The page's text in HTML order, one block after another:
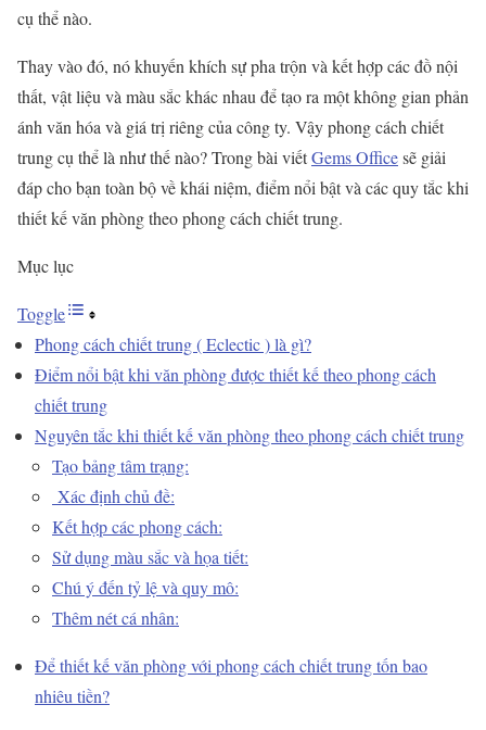
cụ thể nào.
Thay vào đó, nó khuyến khích sự pha trộn và kết hợp các đồ nội
thất, vật liệu và màu sắc khác nhau để tạo ra một không gian phản
ánh văn hóa và giá trị riêng của công ty. Vậy phong cách chiết
trung cụ thể là như thế nào? Trong bài viếtGems Officesẽ giải
đáp cho bạn toàn bộ về khái niệm, điểm nổi bật và các quy tắc khi
thiết kế văn phòng theo phong cách chiết trung.
Mục lục
Toggle
Phong cách chiết trung ( Eclectic ) là gì?
Điểm nổi bật khi văn phòng được thiết kế theo phong cách
chiết trung
Nguyên tắc khi thiết kế văn phòng theo phong cách chiết trung
Tạo bảng tâm trạng:
Xác định chủ đề:
Kết hợp các phong cách:
Sử dụng màu sắc và họa tiết:
Chú ý đến tỷ lệ và quy mô:
Thêm nét cá nhân:
Để thiết kế văn phòng với phong cách chiết trung tốn bao
nhiêu tiền?